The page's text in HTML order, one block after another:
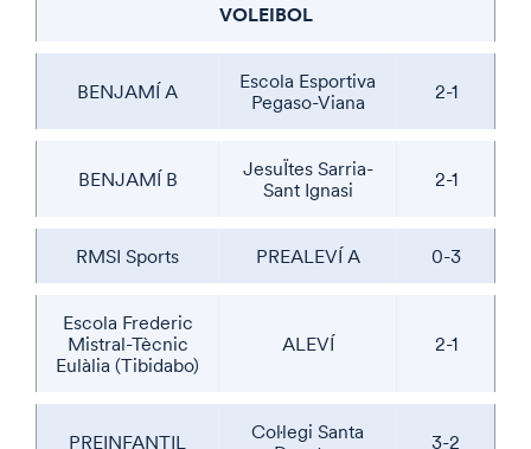
VOLEIBOL
BENJAMÍ A
Escola Esportiva
Pegaso-Viana
2-1
BENJAMÍ B
JesuÏtes Sarria-
Sant Ignasi
2-1
RMSI Sports PREALEVÍ A 0-3
Escola Frederic
Mistral-Tècnic
Eulàlia (Tibidabo)
ALEVÍ 2-1
PREINFANTIL
Col·legi Santa
3-2